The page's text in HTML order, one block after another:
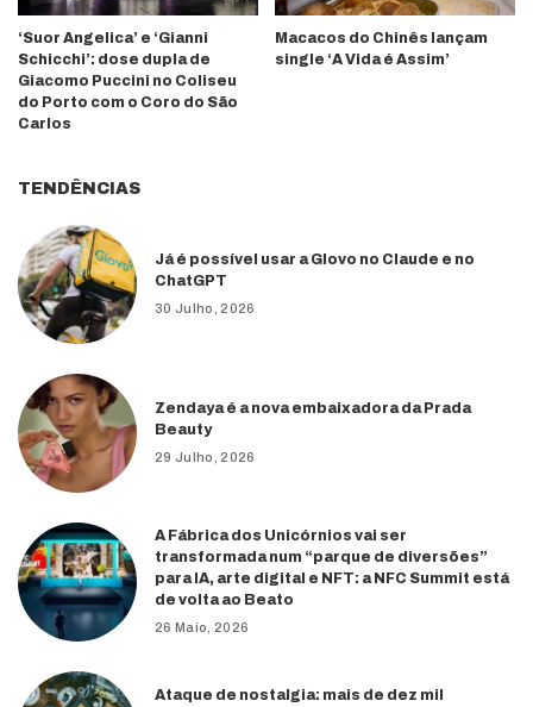
‘Suor Angelica’ e ‘Gianni
Schicchi’: dose dupla de
Giacomo Puccini no Coliseu
do Porto com o Coro do São
Carlos
Macacos do Chinês lançam
single ‘A Vida é Assim’
TENDÊNCIAS
Já é possível usar a Glovo no Claude e no
ChatGPT
30 Julho, 2026
Zendaya é a nova embaixadora da Prada
Beauty
29 Julho, 2026
A Fábrica dos Unicórnios vai ser
transformada num “parque de diversões”
para IA, arte digital e NFT: a NFC Summit está
de volta ao Beato
26 Maio, 2026
Ataque de nostalgia: mais de dez mil